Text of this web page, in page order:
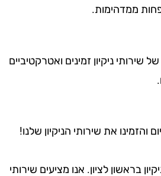
ממדהימות.
שירותי ניקיון זמינים ואטרקטיביים
את שירותי הניקיון שלנו!
בראשון לציון. אנו מציעים שירותי